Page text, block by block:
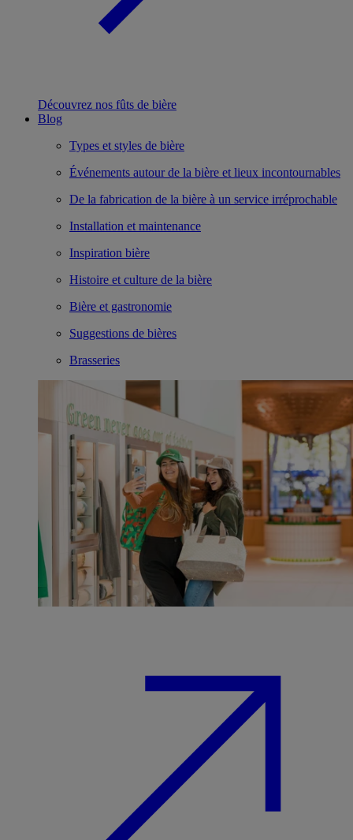
Découvrez nos fûts de bière
Blog
Types et styles de bière
Événements autour de la bière et lieux incontournables
De la fabrication de la bière à un service irréprochable
Installation et maintenance
Inspiration bière
Histoire et culture de la bière
Bière et gastronomie
Suggestions de bières
Brasseries